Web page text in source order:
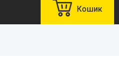
Кошик